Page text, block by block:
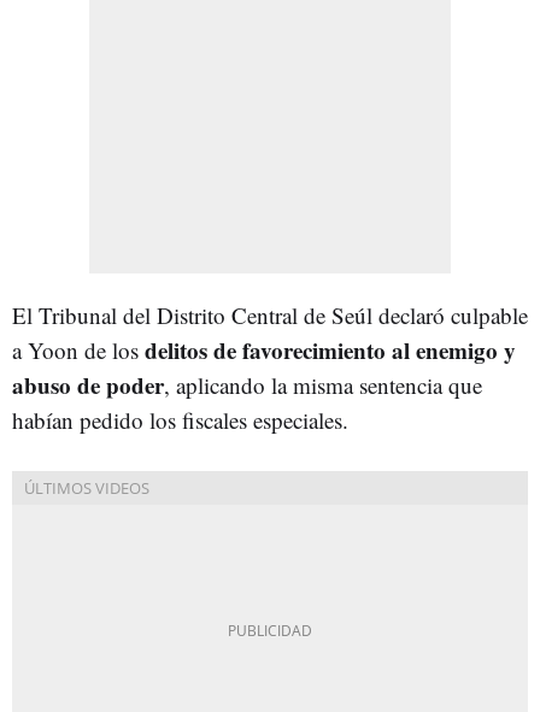
El Tribunal del Distrito Central de Seúl declaró culpable
a Yoon de los delitos de favorecimiento al enemigo y
abuso de poder, aplicando la misma sentencia que
habían pedido los fiscales especiales.